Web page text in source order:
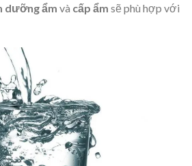
dưỡng ẩm và cấp ẩm sẽ phù hợp với